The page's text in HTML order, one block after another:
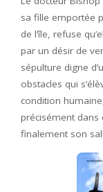
sa fille emportée
de l’île, refuse
par un désir de
sépulture digne
obstacles qui
condition
précisément dans
finalement son